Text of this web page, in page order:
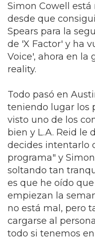
Simon Cowell
desde que
Spears para la
de 'X Factor' y ha
Voice', ahora en la
reality.
Todo pasó en
teniendo lugar los
visto uno de los
bien y L.A. Reid le
decides intentarlo
programa" y
soltando tan
es que he oído
empiezan la
no está mal, pero
cargarse al
todo si tenemos